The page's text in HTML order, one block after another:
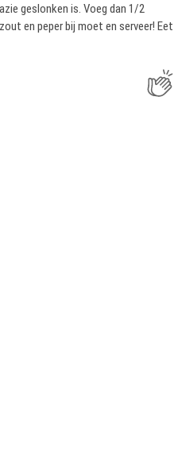
geslonken is. Voeg dan 1/2
en peper bij moet en serveer! Eet